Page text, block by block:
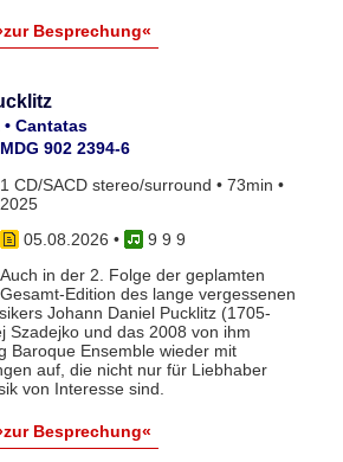
Besprechung«
Cantatas
MDG 902 2394-6
1 CD/SACD stereo/surround • 73min •
2025
05.08.2026 •
9 9 9
Auch in der 2. Folge der geplamten
Gesamt-Edition des lange vergessenen
Johann Daniel Pucklitz (1705-
Szadejko und das 2008 von ihm
Baroque Ensemble wieder mit
auf, die nicht nur für Liebhaber
von Interesse sind.
Besprechung«